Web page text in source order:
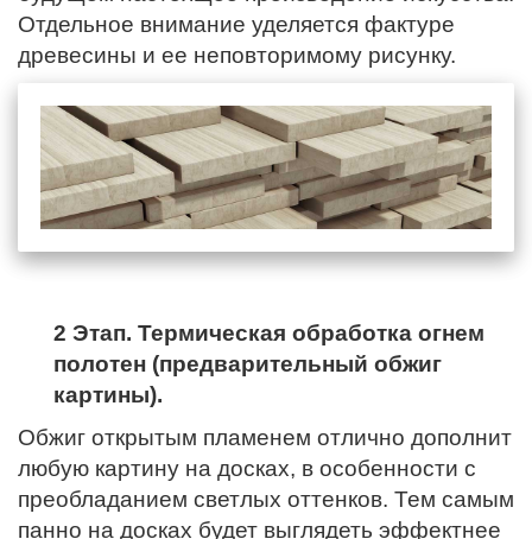
Отдельное внимание уделяется фактуре
древесины и ее неповторимому рисунку.
2 Этап. Термическая обработка огнем
полотен (предварительный обжиг
картины).
Обжиг открытым пламенем отлично дополнит
любую картину на досках, в особенности с
преобладанием светлых оттенков. Тем самым
панно на досках будет выглядеть эффектнее